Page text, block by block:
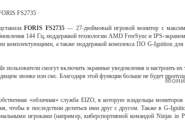
FORIS FS2735— 27-дюймовый игровой монитор с
144 Гц, поддержкой технологии AMD FreeSync и IPS-
комплектующими, а также поддержкой комплекса ПО G-Ignition для
смогут включить экранные уведомления и настроить их
звонке или смс. Благодаря этой функции больше не будет
«облачная» служба EIZO, в которую владельцы мониторов
чтобы в последствии делиться ими друг с другом. Также в G-
игроками (например, киберспортивной командой Ninjas in